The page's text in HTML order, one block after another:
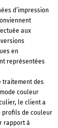
d’impression
aux
en
représentées
traitement des
couleur
le client a
profils de couleur
rapport à